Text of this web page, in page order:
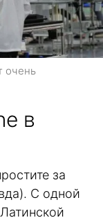
очень
в
за
С одной